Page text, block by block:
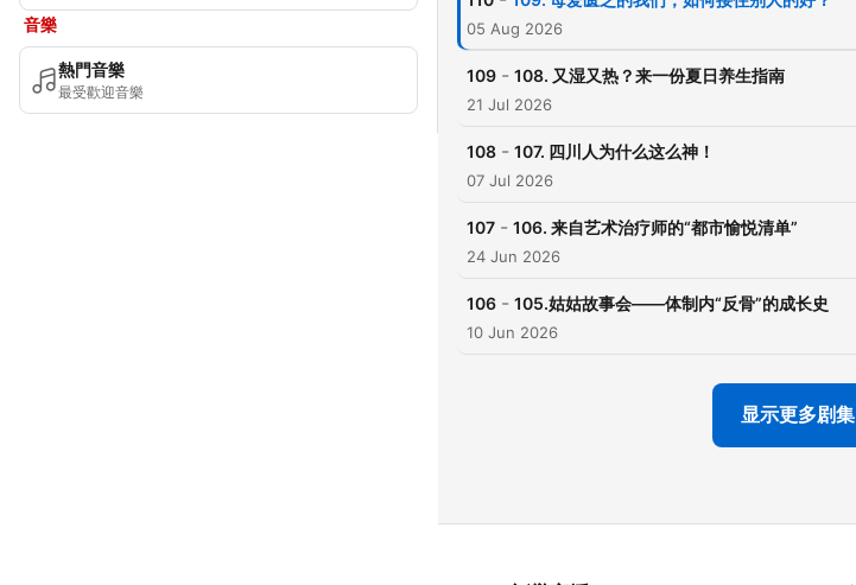
音樂
熱門音樂
最受歡迎音樂
05 Aug 2026
109 - 108. 又湿又热？来一份夏日养生指南
21 Jul 2026
108 - 107. 四川人为什么这么神！
07 Jul 2026
107 - 106. 来自艺术治疗师的“都市愉悦清单”
24 Jun 2026
106 - 105.姑姑故事会——体制内“反骨”的成长史
10 Jun 2026
显示更多剧集